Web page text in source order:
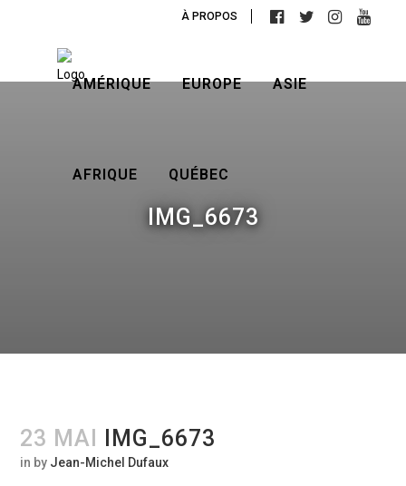
À PROPOS
AMÉRIQUE EUROPE ASIE
AFRIQUE QUÉBEC
IMG_6673
23 MAI IMG_6673
in by Jean-Michel Dufaux